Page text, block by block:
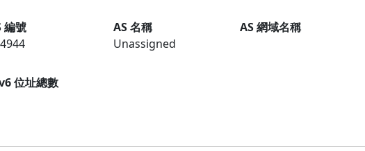
編號
AS 名稱
Unassigned
AS 網域名稱
位址總數